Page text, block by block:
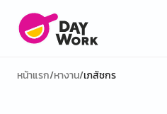
หน้าแรก/หางาน/เภสัชกร